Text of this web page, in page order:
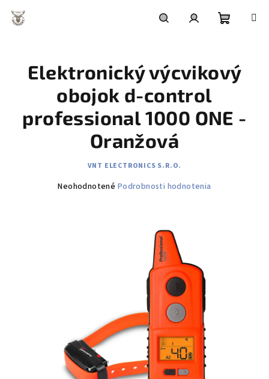
obsah
košík
Elektronický výcvikový
obojok d-control
professional 1000 ONE -
Oranžová
VNT ELECTRONICS S.R.O.
Priemerné
Neohodnotené Podrobnosti hodnotenia